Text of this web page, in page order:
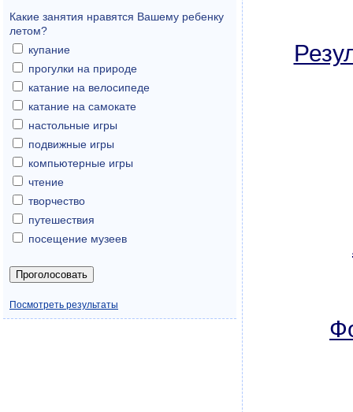
Какие занятия нравятся Вашему ребенку
летом?
купание
прогулки на природе
катание на велосипеде
катание на самокате
настольные игры
подвижные игры
компьютерные игры
чтение
творчество
путешествия
посещение музеев
Посмотреть результаты